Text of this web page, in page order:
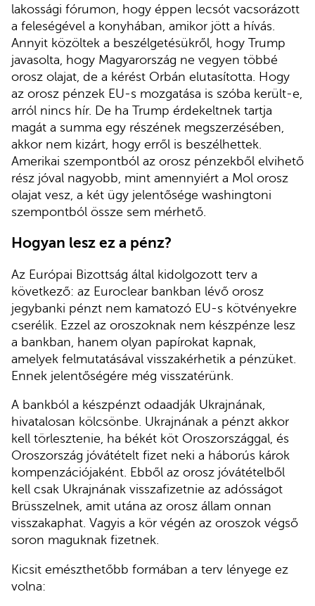
lakossági fórumon, hogy éppen lecsót vacsorázott
a feleségével a konyhában, amikor jött a hívás.
Annyit közöltek a beszélgetésükről, hogy Trump
javasolta, hogy Magyarország ne vegyen többé
orosz olajat, de a kérést Orbán elutasította. Hogy
az orosz pénzek EU-s mozgatása is szóba került-e,
arról nincs hír. De ha Trump érdekeltnek tartja
magát a summa egy részének megszerzésében,
akkor nem kizárt, hogy erről is beszélhettek.
Amerikai szempontból az orosz pénzekből elvihető
rész jóval nagyobb, mint amennyiért a Mol orosz
olajat vesz, a két ügy jelentősége washingtoni
szempontból össze sem mérhető.
Hogyan lesz ez a pénz?
Az Európai Bizottság által kidolgozott terv a
következő: az Euroclear bankban lévő orosz
jegybanki pénzt nem kamatozó EU-s kötvényekre
cserélik. Ezzel az oroszoknak nem készpénze lesz
a bankban, hanem olyan papírokat kapnak,
amelyek felmutatásával visszakérhetik a pénzüket.
Ennek jelentőségére még visszatérünk.
A bankból a készpénzt odaadják Ukrajnának,
hivatalosan kölcsönbe. Ukrajnának a pénzt akkor
kell törlesztenie, ha békét köt Oroszországgal, és
Oroszország jóvátételt fizet neki a háborús károk
kompenzációjaként. Ebből az orosz jóvátételből
kell csak Ukrajnának visszafizetnie az adósságot
Brüsszelnek, amit utána az orosz állam onnan
visszakaphat. Vagyis a kör végén az oroszok végső
soron maguknak fizetnek.
Kicsit emészthetőbb formában a terv lényege ez
volna: